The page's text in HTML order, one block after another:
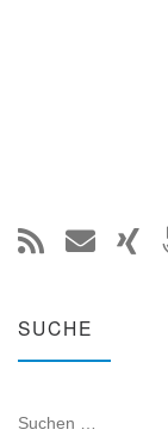
SUCHE
SUCHE